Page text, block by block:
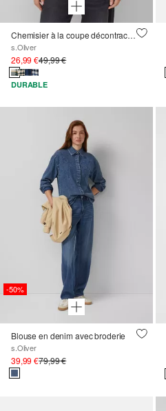
Chemisier à la coupe décontractée avec fronces dans le dos
s.Oliver
26,99 €49,99 €
DURABLE
-50%
Blouse en denim avec broderie
s.Oliver
39,99 €79,99 €